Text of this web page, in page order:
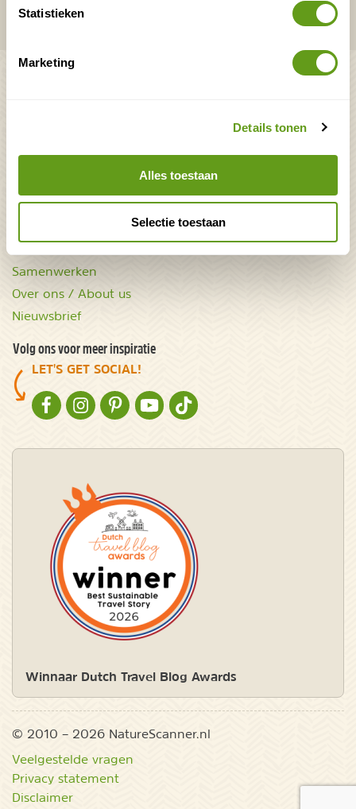
Statistieken
Marketing
Details tonen
Alles toestaan
Selectie toestaan
Onontdekte plekjes en leuke aanbiedingen voor
Zoek op reistype
Samenwerken
Over ons / About us
Nieuwsbrief
Volg ons voor meer inspiratie
LET'S GET SOCIAL!
NATURESCANNER OP FACEBOOK
NATURESCANNER OP INSTAGRAM
NATURESCANNER OP PINTEREST
NATURESCANNER OP YOUTUBE
NATURESCANNER OP TIKTOK
Winnaar Dutch Travel Blog Awards
© 2010 – 2026 NatureScanner.nl
Veelgestelde vragen
Privacy statement
Disclaimer